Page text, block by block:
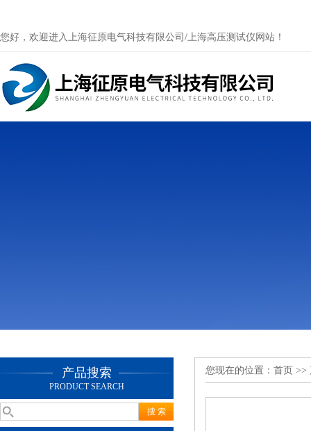
您好，欢迎进入上海征原电气科技有限公司/上海高压测试仪网站！
产品搜索
PRODUCT SEARCH
您现在的位置： 首页 >>